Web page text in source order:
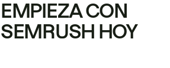
EMPIEZA CON
SEMRUSH HOY